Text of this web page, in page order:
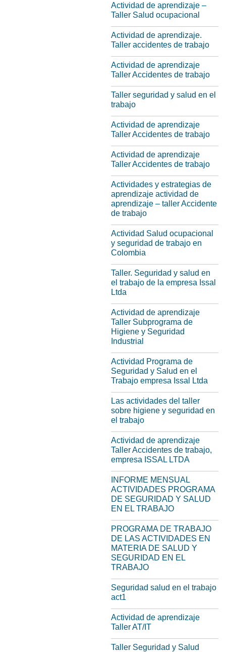
Actividad de aprendizaje –
Taller Salud ocupacional
Actividad de aprendizaje.
Taller accidentes de trabajo
Actividad de aprendizaje
Taller Accidentes de trabajo
Taller seguridad y salud en el
trabajo
Actividad de aprendizaje
Taller Accidentes de trabajo
Actividad de aprendizaje
Taller Accidentes de trabajo
Actividades y estrategias de
aprendizaje actividad de
aprendizaje – taller Accidente
de trabajo
Actividad Salud ocupacional
y seguridad de trabajo en
Colombia
Taller. Seguridad y salud en
el trabajo de la empresa Issal
Ltda
Actividad de aprendizaje
Taller Subprograma de
Higiene y Seguridad
Industrial
Actividad Programa de
Seguridad y Salud en el
Trabajo empresa Issal Ltda
Las actividades del taller
sobre higiene y seguridad en
el trabajo
Actividad de aprendizaje
Taller Accidentes de trabajo,
empresa ISSAL LTDA
INFORME MENSUAL
ACTIVIDADES PROGRAMA
DE SEGURIDAD Y SALUD
EN EL TRABAJO
PROGRAMA DE TRABAJO
DE LAS ACTIVIDADES EN
MATERIA DE SALUD Y
SEGURIDAD EN EL
TRABAJO
Seguridad salud en el trabajo
act1
Actividad de aprendizaje
Taller AT/IT
Taller Seguridad y Salud